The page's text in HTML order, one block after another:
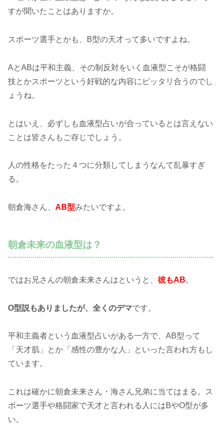
すが聞いたことはありますか。
スポーツ選手とかも、B型の天才って多いですよね。
AとABは平和主義、その制反対をいく血液型こそが格闘
技とかスポーツという好戦的な内容にピッタリ合うのでし
ょうね。
とはいえ、必ずしも血液型占いが合っているとは言えない
ことは皆さんもご存じでしょう。
人の性格をたった４つに分類してしまうなんて乱暴すぎ
る。
朝倉海さん、 AB型みたいですよ。
朝倉未来の血液型は？
ではお兄さんの朝倉未来さんはというと、 彼もAB。
O型説もありましたが、全くのデマです。
平和主義者という血液型占いがある一方で、AB型って
「天才肌」とか「感性の豊かな人」といった言われ方もし
ています。
これは確かに朝倉未来さん・海さん兄弟に当てはまる。ス
ポーツ選手や格闘家で天才と言われる人にはBやO型が多
い。